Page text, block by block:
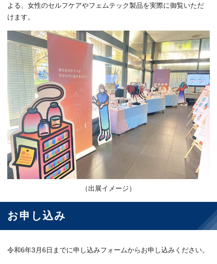
よる、女性のセルフケアやフェムテック製品を実際に御覧いただ
けます。
（出展イメージ）
お申し込み
令和6年3月6日までに申し込みフォームからお申し込みください。